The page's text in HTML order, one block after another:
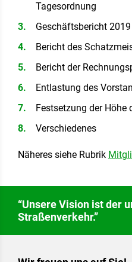
Tagesordnung
Geschäftsbericht 2019
Bericht des
Bericht der
Entlastung des
Festsetzung der
Verschiedenes
Näheres siehe Rubrik
“Unsere Vision ist der
Straßenverkehr.”